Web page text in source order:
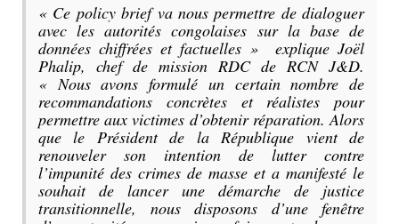
« Ce policy brief va nous permettre de dialoguer
avec les autorités congolaises sur la base de
données chiffrées et factuelles » explique Joël
Phalip, chef de mission RDC de RCN J&D.
« Nous avons formulé un certain nombre de
recommandations concrètes et réalistes pour
permettre aux victimes d’obtenir réparation. Alors
que le Président de la République vient de
renouveler son intention de lutter contre
l’impunité des crimes de masse et a manifesté le
souhait de lancer une démarche de justice
transitionnelle, nous disposons d’une fenêtre